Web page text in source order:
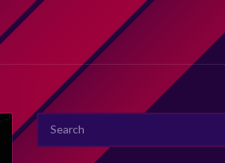
SEARCH
FOR: